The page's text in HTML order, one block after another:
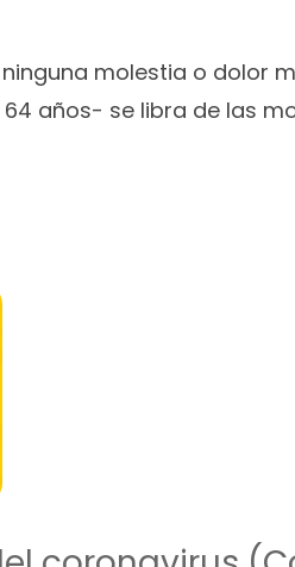
molestia o dolor
años- se libra de las